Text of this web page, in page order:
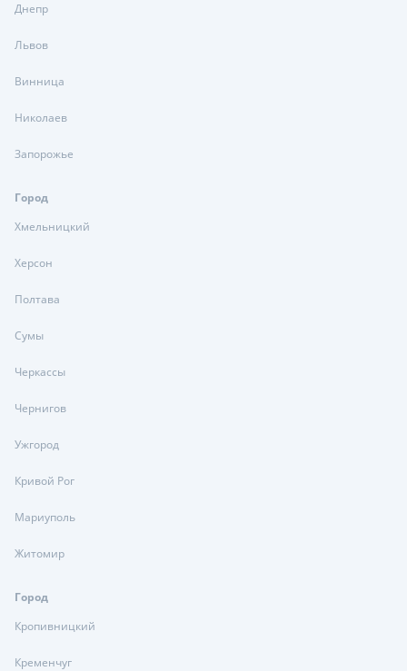
Днепр
Львов
Винница
Николаев
Запорожье
Город
Хмельницкий
Херсон
Полтава
Сумы
Черкассы
Чернигов
Ужгород
Кривой Рог
Мариуполь
Житомир
Город
Кропивницкий
Кременчуг